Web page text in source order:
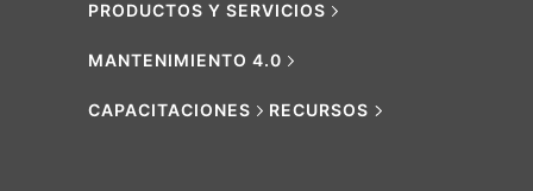
PRODUCTOS Y SERVICIOS
MANTENIMIENTO 4.0
CAPACITACIONES RECURSOS